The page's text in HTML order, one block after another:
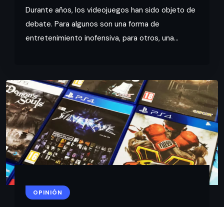
Durante años, los videojuegos han sido objeto de
debate. Para algunos son una forma de
entretenimiento inofensiva, para otros, una...
OPINIÓN